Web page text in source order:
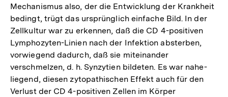
Mechanismus also, der die Entwicklung der Krankheit
bedingt, trügt das ursprünglich einfache Bild. In der
Zellkultur war zu erkennen, daß die CD 4-positiven
Lymphozyten-Linien nach der Infektion absterben,
vorwiegend dadurch, daß sie miteinander
verschmelzen, d. h. Synzytien bildeten. Es war nahe-
liegend, diesen zytopathischen Effekt auch für den
Verlust der CD 4-positiven Zellen im Körper